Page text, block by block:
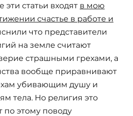
эти статьи входят в мою
счастье в работе и
что представители
на земле считают
страшными грехами, а
вообще приравнивают
убивающим душу и
тела. Но религия это
по этому поводу